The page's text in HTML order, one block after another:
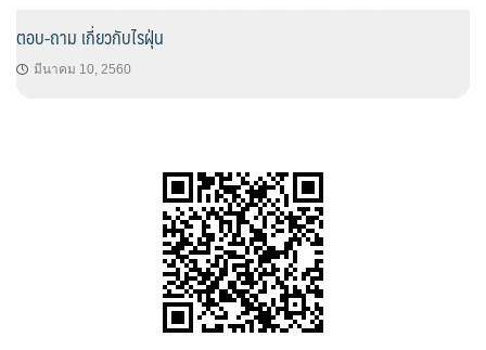
ตอบ-ถาม เกี่ยวกับไรฝุ่น
มีนาคม 10, 2560